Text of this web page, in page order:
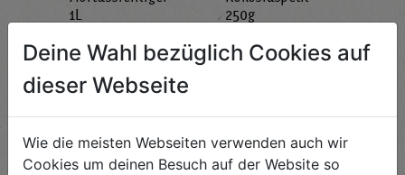
STK
1L
€ 5,99
€ 5,99 / STK
AUF DIE
EINKAUFSLISTE
250g
€ 3,99
AUF DIE
EINKAUFSLISTE
Deine Wahl bezüglich Cookies auf
dieser Webseite
Wie die meisten Webseiten verwenden auch wir
Cookies um deinen Besuch auf der Website so